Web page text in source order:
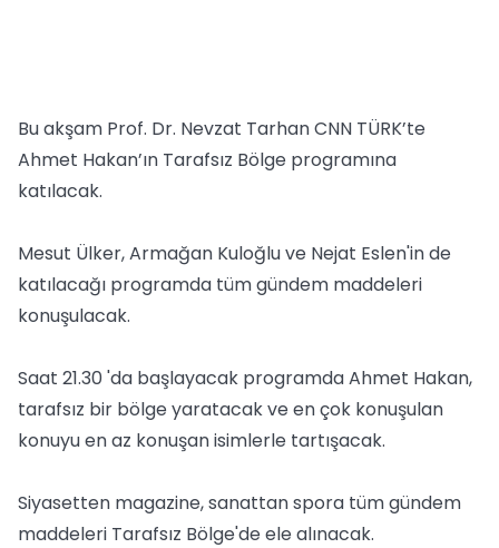
Bu akşam Prof. Dr. Nevzat Tarhan CNN TÜRK’te
Ahmet Hakan’ın Tarafsız Bölge programına
katılacak.
Mesut Ülker, Armağan Kuloğlu ve Nejat Eslen'in de
katılacağı programda tüm gündem maddeleri
konuşulacak.
Saat 21.30 'da başlayacak programda Ahmet Hakan,
tarafsız bir bölge yaratacak ve en çok konuşulan
konuyu en az konuşan isimlerle tartışacak.
Siyasetten magazine, sanattan spora tüm gündem
maddeleri Tarafsız Bölge'de ele alınacak.